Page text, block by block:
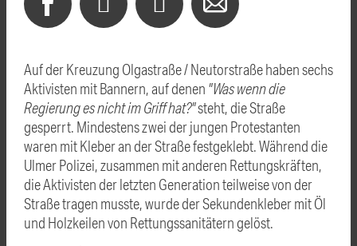
Auf der Kreuzung Olgastraße / Neutorstraße haben sechs
Aktivisten mit Bannern, auf denen "Was wenn die
Regierung es nicht im Griff hat?"steht, die Straße
gesperrt. Mindestens zwei der jungen Protestanten
waren mit Kleber an der Straße festgeklebt. Während die
Ulmer Polizei, zusammen mit anderen Rettungskräften,
die Aktivisten der letzten Generation teilweise von der
Straße tragen musste, wurde der Sekundenkleber mit Öl
und Holzkeilen von Rettungssanitätern gelöst.